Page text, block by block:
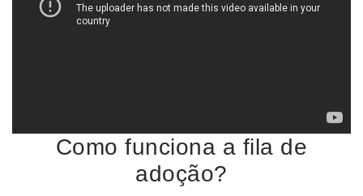
Como funciona a fila de
adoção?